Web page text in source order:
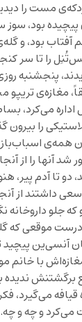
مست را
بود،
بود، و
را تا سر
پنجشنبه
مغازه‌ی تریپو
می‌کرد،
را بیرون
همه‌ی
آنها را از آنجا
دو تا آدم پیر،
داشتند از
که جلو داروخانه
درست موقعی که
آنسی‌ین پیچید
مغازه‌‌اش با خانم
برگشتنش
می‌گیرد،
می‌کرد و چه و چه.